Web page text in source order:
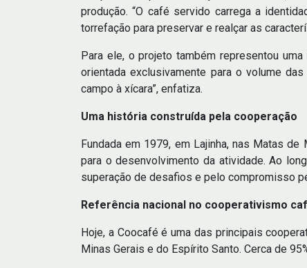
produção. “O café servido carrega a
torrefação para preservar e realçar as
Para ele, o projeto também representou
orientada exclusivamente para o volume
campo à xícara”, enfatiza.
Uma história construída pela cooperação
Fundada em 1979, em Lajinha, nas Matas
para o desenvolvimento da atividade. Ao
superação de desafios e pelo compromisso
Referência nacional no cooperativismo
Hoje, a Coocafé é uma das principais
Minas Gerais e do Espírito Santo. Cerca de